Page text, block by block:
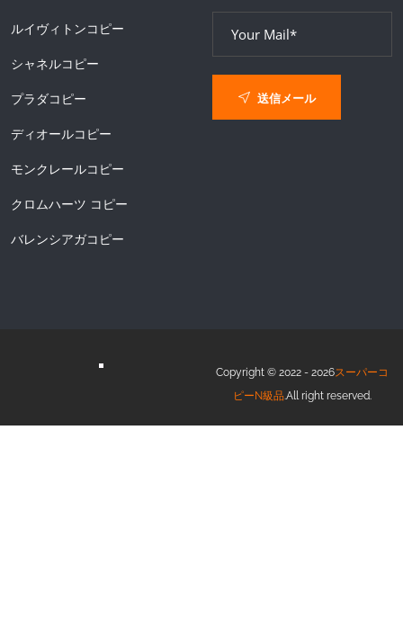
ルイヴィトンコピー
シャネルコピー
プラダコピー
ディオールコピー
モンクレールコピー
クロムハーツ コピー
バレンシアガコピー
送信メール
Copyright © 2022 - 2026スーパーコ
ピーN級品.All right reserved.